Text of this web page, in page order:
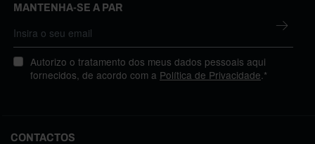
MANTENHA-SE A PAR
Autorizo o tratamento dos meus dados pessoais aqui
fornecidos, de acordo com a Política de Privacidade .*
CONTACTOS